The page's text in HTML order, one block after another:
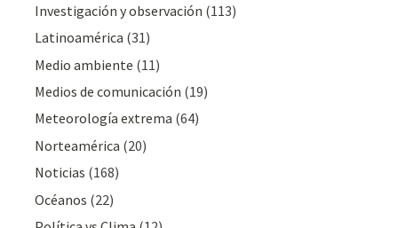
Investigación y observación (113)
Latinoamérica (31)
Medio ambiente (11)
Medios de comunicación (19)
Meteorologí­a extrema (64)
Norteamérica (20)
Noticias (168)
Océanos (22)